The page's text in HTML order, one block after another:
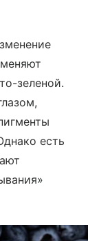
зеленой.
есть